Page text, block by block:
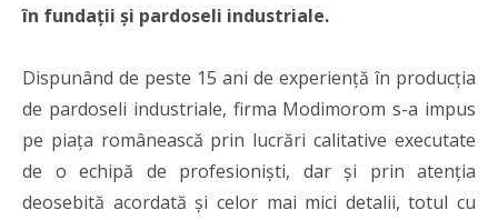
în fundații și pardoseli industriale.
Dispunând de peste 15 ani de experiență în producția
de pardoseli industriale, firma Modimorom s-a impus
pe piața românească prin lucrări calitative executate
de o echipă de profesioniști, dar și prin atenția
deosebită acordată și celor mai mici detalii, totul cu